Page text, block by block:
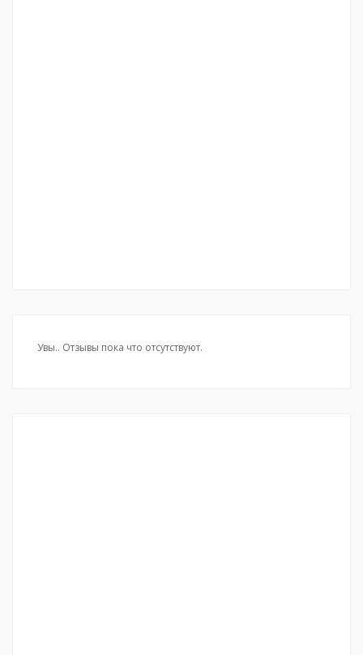
Увы.. Отзывы пока что отсутствуют.